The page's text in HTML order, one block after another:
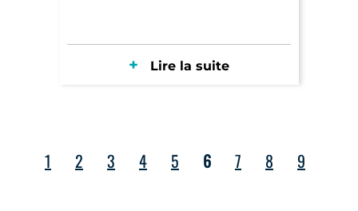
Lire la suite
1 2 3 4 5 6 7 8 9